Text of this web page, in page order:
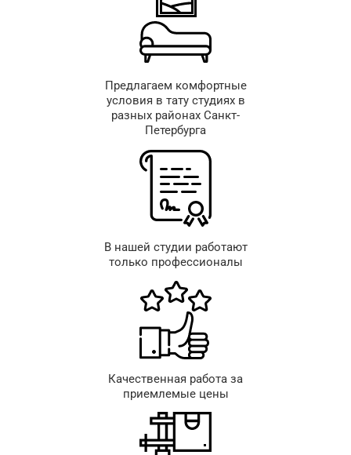
Предлагаем комфортные
условия в тату студиях в
разных районах Санкт-
Петербурга
В нашей студии работают
только профессионалы
Качественная работа за
приемлемые цены